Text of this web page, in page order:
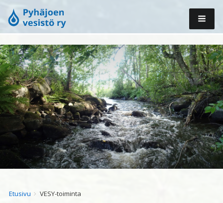
Breadcrumbs
You
Etusivu VESY-toiminta